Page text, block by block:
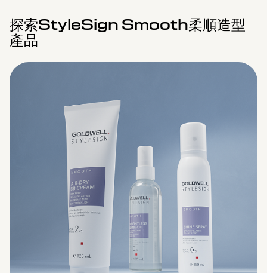
探索StyleSign Smooth柔順造型
產品